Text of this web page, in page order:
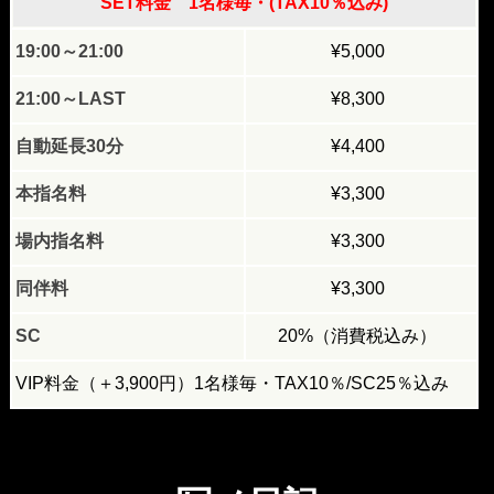
19:00～21:00 ¥5,000
21:00～LAST ¥8,300
自動延長30分 ¥4,400
本指名料 ¥3,300
場内指名料 ¥3,300
同伴料 ¥3,300
SC 20%（消費税込み）
VIP料金（＋3,900円）1名様毎・TAX10％/SC25％込み